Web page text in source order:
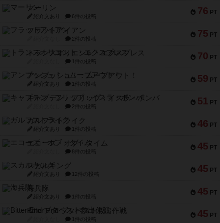
76 PT
マーリン
紹介文あり 6件の投稿
75 PT
フラットアイアン
2件の投稿
70 PT
トランスオリエント・エクスプレス
1件の投稿
59 PT
アンブッシュ！：ムーブアウト！
紹介文あり 1件の投稿
51 PT
キャプテン・フリップ：イスラ・ボンバ
2件の投稿
46 PT
ガルフストライク
紹介文あり 1件の投稿
45 PT
エコーズ・オブ・タイム
8件の投稿
45 PT
スカルキング
紹介文あり 12件の投稿
45 PT
海兵隊
紹介文あり 1件の投稿
45 PT
Bitter End ブタペスト救出作戦
1件の投稿